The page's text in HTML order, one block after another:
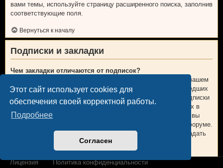
Этот сайт использует cookies для
обеспечения своей корректной работы.
Подробнее
Согласен
вами темы, используйте страницу расширенного поиска, заполнив
соответствующие поля.
Вернуться к началу
Подписки и закладки
Чем закладки отличаются от подписок?
В phpBB 3.0 закладки были больше похожи на закладки в вашем
веб-браузере. Вы не получали предупреждений о произошедших
изменениях. В phpBB 3.1 закладки больше напоминают подписки
на темы. Вы можете получать уведомления об обновлениях в
теме, находящейся у вас в закладках. В случае подписки, вы
будете получать уведомления об изменениях в теме или форуме.
Настройки уведомлений для закладок и подписок можно задать
на вкладке «Личные настройки» личного раздела.
Вернуться к началу
Лицензия Политика конфиденциальности